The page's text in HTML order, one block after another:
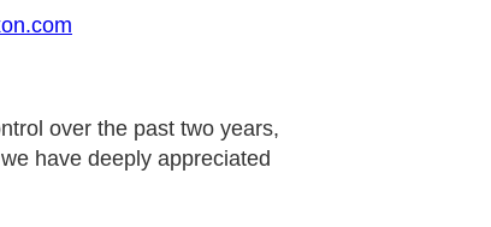
over the past two years,
have deeply appreciated